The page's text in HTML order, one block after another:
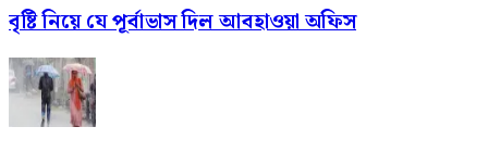
বৃষ্টি নিয়ে যে পূর্বাভাস দিল আবহাওয়া অফিস